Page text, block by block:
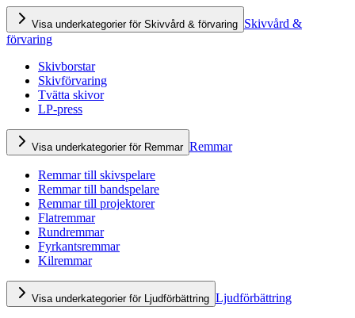
Visa underkategorier för Skivvård & förvaring Skivvård &
förvaring
Skivborstar
Skivförvaring
Tvätta skivor
LP-press
Visa underkategorier för Remmar Remmar
Remmar till skivspelare
Remmar till bandspelare
Remmar till projektorer
Flatremmar
Rundremmar
Fyrkantsremmar
Kilremmar
Visa underkategorier för Ljudförbättring Ljudförbättring